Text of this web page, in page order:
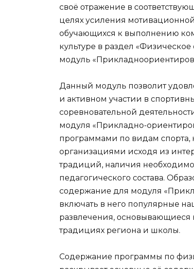
своё отражение в
целях усиления
обучающихся к выполнению
культуре в раздел
модуль
Данный модуль позволит
и активном участии в
соревновательной
модуля «Прикладно-
программами по видам спорта,
организациями исходя из
традиций, наличия
педагогического состава.
содержание для модуля
включать в него популярные
развлечения, основывающиеся
традициях региона и школы.
Содержание программы по